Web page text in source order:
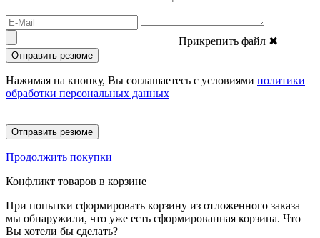
Прикрепить файл ✖
Отправить резюме
Нажимая на кнопку, Вы соглашаетесь с условиями политики
обработки персональных данных
Отправить резюме
Продолжить покупки
Конфликт товаров в корзине
При попытки сформировать корзину из отложенного заказа
мы обнаружили, что уже есть сформированная корзина. Что
Вы хотели бы сделать?